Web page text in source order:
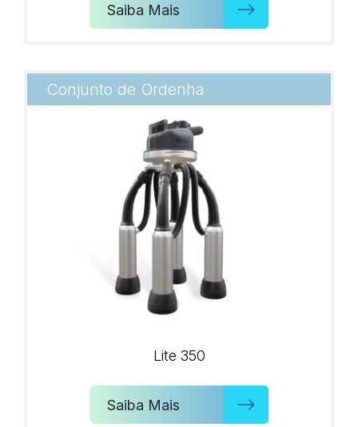
Saiba Mais
Conjunto de Ordenha
Lite 350
Saiba Mais